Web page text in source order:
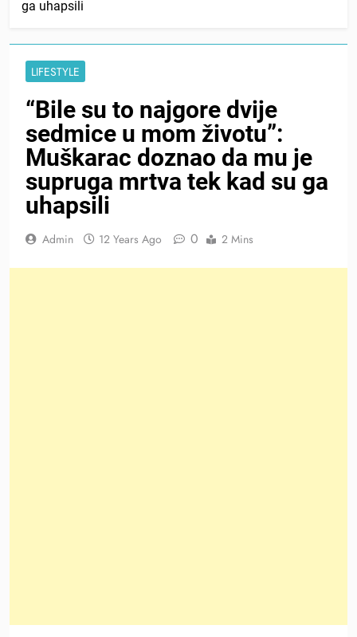
ga uhapsili
LIFESTYLE
“Bile su to najgore dvije
sedmice u mom životu”:
Muškarac doznao da mu je
supruga mrtva tek kad su ga
uhapsili
Admin 12 Years Ago 0 2 Mins